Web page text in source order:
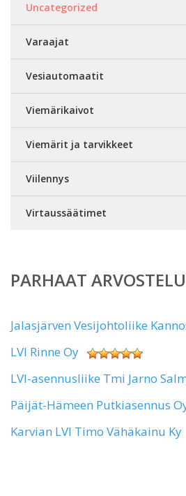
Uncategorized
Varaajat
Vesiautomaatit
Viemärikaivot
Viemärit ja tarvikkeet
Viilennys
Virtaussäätimet
PARHAAT
Jalasjärven Vesijohtoliike
LVI Rinne Oy
LVI-asennusliike Tmi Jarno
Päijät-Hämeen Putkiasennus
Karvian LVI Timo Vähäkainu Ky